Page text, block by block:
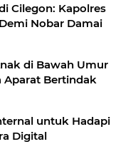
Cilegon: Kapolres
Nobar Damai
di Bawah Umur
Aparat Bertindak
untuk Hadapi
Digital